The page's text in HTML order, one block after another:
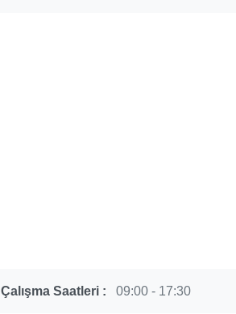
Çalışma Saatleri : 09:00 - 17:30